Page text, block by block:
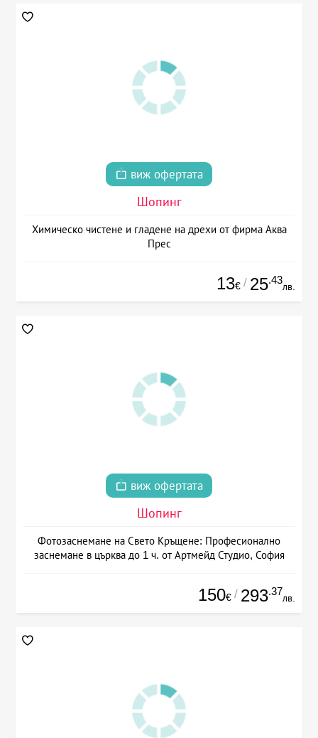
виж офертата
Шопинг
Химическо чистене и гладене на дрехи от фирма Аква
Прес
13€ / 25.43
лв.
виж офертата
Шопинг
Фотозаснемане на Свето Кръщене: Професионално
заснемане в църква до 1 ч. от Артмейд Студио, София
150€ / 293.37
лв.